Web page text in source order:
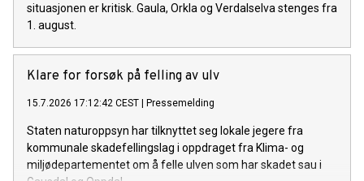
situasjonen er kritisk. Gaula, Orkla og Verdalselva stenges fra
1. august.
Klare for forsøk på felling av ulv
15.7.2026 17:12:42 CEST | Pressemelding
Staten naturoppsyn har tilknyttet seg lokale jegere fra
kommunale skadefellingslag i oppdraget fra Klima- og
miljødepartementet om å felle ulven som har skadet sau i